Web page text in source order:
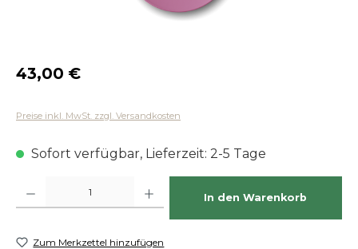
Regulärer Preis:
43,00 €
Preise inkl. MwSt. zzgl. Versandkosten
Sofort verfügbar, Lieferzeit: 2-5 Tage
In den Warenkorb
Zum Merkzettel hinzufügen